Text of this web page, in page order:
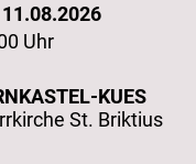
11.08.2026
Uhr
KUES
St. Briktius